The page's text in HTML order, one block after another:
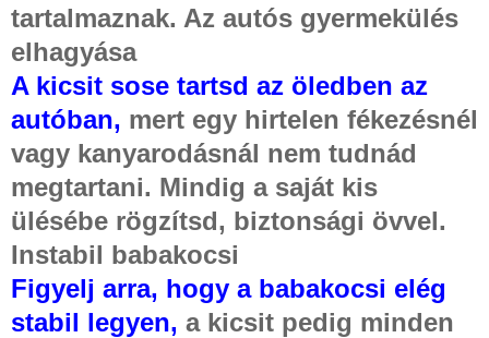
tartalmaznak. Az autós gyermekülés
elhagyása
A kicsit sose tartsd az öledben az
autóban, mert egy hirtelen fékezésnél
vagy kanyarodásnál nem tudnád
megtartani. Mindig a saját kis
ülésébe rögzítsd, biztonsági övvel.
Instabil babakocsi
Figyelj arra, hogy a babakocsi elég
stabil legyen, a kicsit pedig minden